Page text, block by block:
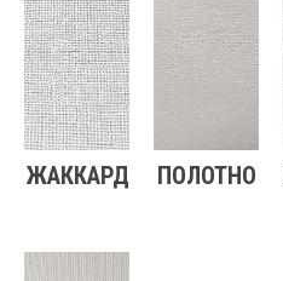
ЖАККАРД ПОЛОТНО